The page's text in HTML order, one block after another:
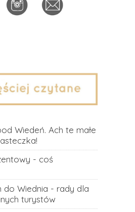
Wiedeń. Ach te małe
- coś
do Wiednia - rady dla
turystów